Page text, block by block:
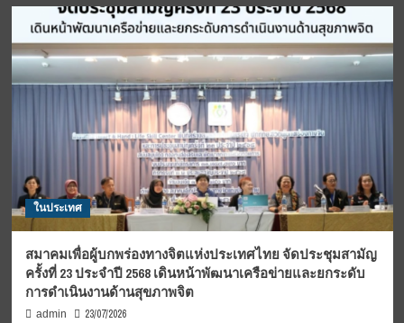
ในประเทศ
สมาคมเพื่อผู้บกพร่องทางจิตแห่งประเทศไทย จัดประชุมสามัญ
ครั้งที่ 23 ประจำปี 2568 เดินหน้าพัฒนาเครือข่ายและยกระดับ
การดำเนินงานด้านสุขภาพจิต
admin 23/07/2026